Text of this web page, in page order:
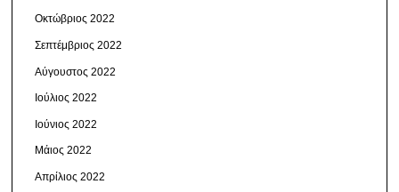
Οκτώβριος 2022
Σεπτέμβριος 2022
Αύγουστος 2022
Ιούλιος 2022
Ιούνιος 2022
Μάιος 2022
Απρίλιος 2022